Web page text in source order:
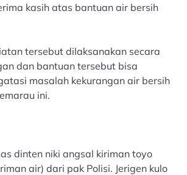
kasih atas bantuan air bersih
tersebut dilaksanakan secara
dan bantuan tersebut bisa
masalah kekurangan air bersih
ini.
dinten niki angsal kiriman toyo
air) dari pak Polisi. Jerigen kulo